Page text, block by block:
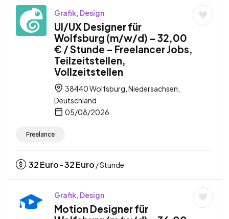
Grafik, Design
UI/UX Designer für
Wolfsburg (m/w/d) – 32,00
€ / Stunde – Freelancer Jobs,
Teilzeitstellen,
Vollzeitstellen
38440 Wolfsburg, Niedersachsen,
Deutschland
05/08/2026
Freelance
32Euro -32Euro / Stunde
Grafik, Design
Motion Designer für